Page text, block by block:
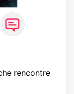
rencontre